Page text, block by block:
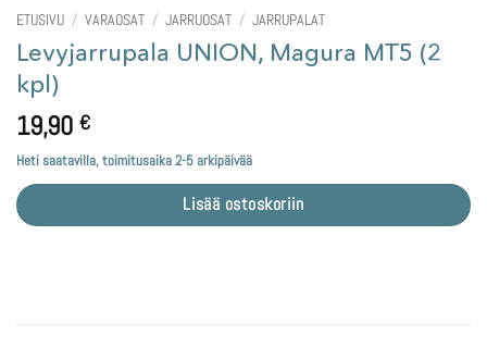
ETUSIVU / VARAOSAT / JARRUOSAT / JARRUPALAT
Levyjarrupala UNION, Magura MT5 (2
kpl)
19,90 €
Heti saatavilla, toimitusaika 2-5 arkipäivää
Lisää ostoskoriin